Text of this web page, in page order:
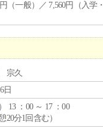
（一般）／ 7,560円（入学
宗久
日
13 ：00 ～ 17 ：00
20分1回含む）